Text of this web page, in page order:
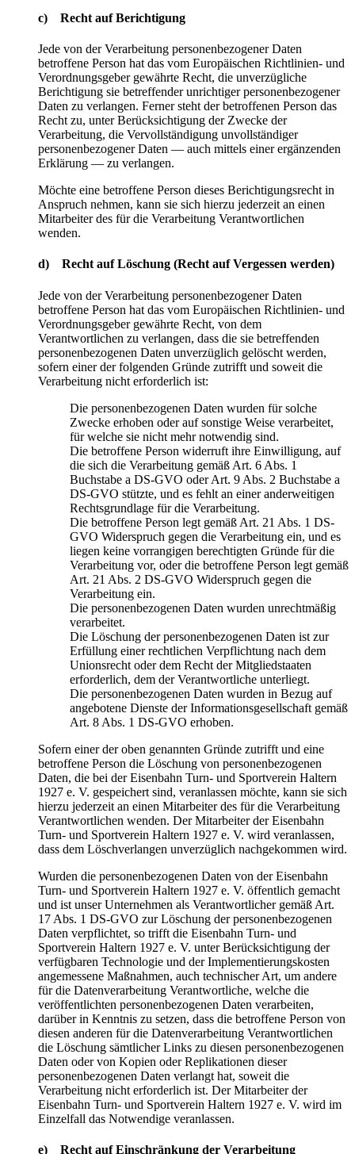
c) Recht auf Berichtigung
Jede von der Verarbeitung personenbezogener Daten
betroffene Person hat das vom Europäischen Richtlinien- und
Verordnungsgeber gewährte Recht, die unverzügliche
Berichtigung sie betreffender unrichtiger personenbezogener
Daten zu verlangen. Ferner steht der betroffenen Person das
Recht zu, unter Berücksichtigung der Zwecke der
Verarbeitung, die Vervollständigung unvollständiger
personenbezogener Daten — auch mittels einer ergänzenden
Erklärung — zu verlangen.
Möchte eine betroffene Person dieses Berichtigungsrecht in
Anspruch nehmen, kann sie sich hierzu jederzeit an einen
Mitarbeiter des für die Verarbeitung Verantwortlichen
wenden.
d) Recht auf Löschung (Recht auf Vergessen werden)
Jede von der Verarbeitung personenbezogener Daten
betroffene Person hat das vom Europäischen Richtlinien- und
Verordnungsgeber gewährte Recht, von dem
Verantwortlichen zu verlangen, dass die sie betreffenden
personenbezogenen Daten unverzüglich gelöscht werden,
sofern einer der folgenden Gründe zutrifft und soweit die
Verarbeitung nicht erforderlich ist:
Die personenbezogenen Daten wurden für solche
Zwecke erhoben oder auf sonstige Weise verarbeitet,
für welche sie nicht mehr notwendig sind.
Die betroffene Person widerruft ihre Einwilligung, auf
die sich die Verarbeitung gemäß Art. 6 Abs. 1
Buchstabe a DS-GVO oder Art. 9 Abs. 2 Buchstabe a
DS-GVO stützte, und es fehlt an einer anderweitigen
Rechtsgrundlage für die Verarbeitung.
Die betroffene Person legt gemäß Art. 21 Abs. 1 DS-
GVO Widerspruch gegen die Verarbeitung ein, und es
liegen keine vorrangigen berechtigten Gründe für die
Verarbeitung vor, oder die betroffene Person legt gemäß
Art. 21 Abs. 2 DS-GVO Widerspruch gegen die
Verarbeitung ein.
Die personenbezogenen Daten wurden unrechtmäßig
verarbeitet.
Die Löschung der personenbezogenen Daten ist zur
Erfüllung einer rechtlichen Verpflichtung nach dem
Unionsrecht oder dem Recht der Mitgliedstaaten
erforderlich, dem der Verantwortliche unterliegt.
Die personenbezogenen Daten wurden in Bezug auf
angebotene Dienste der Informationsgesellschaft gemäß
Art. 8 Abs. 1 DS-GVO erhoben.
Sofern einer der oben genannten Gründe zutrifft und eine
betroffene Person die Löschung von personenbezogenen
Daten, die bei der Eisenbahn Turn- und Sportverein Haltern
1927 e. V. gespeichert sind, veranlassen möchte, kann sie sich
hierzu jederzeit an einen Mitarbeiter des für die Verarbeitung
Verantwortlichen wenden. Der Mitarbeiter der Eisenbahn
Turn- und Sportverein Haltern 1927 e. V. wird veranlassen,
dass dem Löschverlangen unverzüglich nachgekommen wird.
Wurden die personenbezogenen Daten von der Eisenbahn
Turn- und Sportverein Haltern 1927 e. V. öffentlich gemacht
und ist unser Unternehmen als Verantwortlicher gemäß Art.
17 Abs. 1 DS-GVO zur Löschung der personenbezogenen
Daten verpflichtet, so trifft die Eisenbahn Turn- und
Sportverein Haltern 1927 e. V. unter Berücksichtigung der
verfügbaren Technologie und der Implementierungskosten
angemessene Maßnahmen, auch technischer Art, um andere
für die Datenverarbeitung Verantwortliche, welche die
veröffentlichten personenbezogenen Daten verarbeiten,
darüber in Kenntnis zu setzen, dass die betroffene Person von
diesen anderen für die Datenverarbeitung Verantwortlichen
die Löschung sämtlicher Links zu diesen personenbezogenen
Daten oder von Kopien oder Replikationen dieser
personenbezogenen Daten verlangt hat, soweit die
Verarbeitung nicht erforderlich ist. Der Mitarbeiter der
Eisenbahn Turn- und Sportverein Haltern 1927 e. V. wird im
Einzelfall das Notwendige veranlassen.
e) Recht auf Einschränkung der Verarbeitung